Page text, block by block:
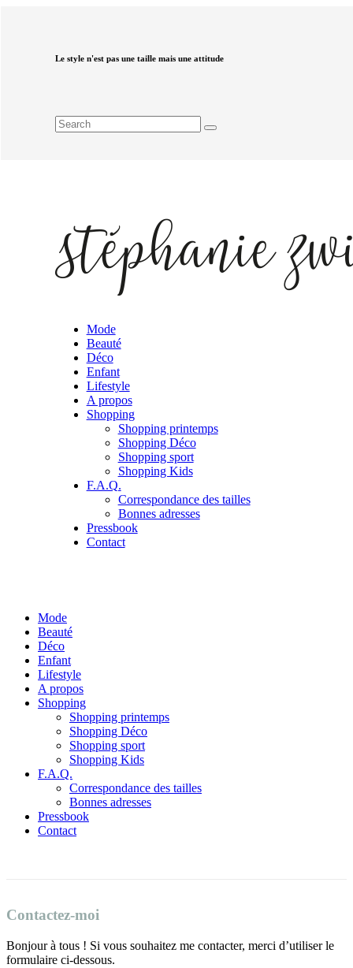
Le style n'est pas une taille mais une attitude
Mode
Beauté
Déco
Enfant
Lifestyle
A propos
Shopping
Shopping printemps
Shopping Déco
Shopping sport
Shopping Kids
F.A.Q.
Correspondance des tailles
Bonnes adresses
Pressbook
Contact
Mode
Beauté
Déco
Enfant
Lifestyle
A propos
Shopping
Shopping printemps
Shopping Déco
Shopping sport
Shopping Kids
F.A.Q.
Correspondance des tailles
Bonnes adresses
Pressbook
Contact
Contactez-moi
Bonjour à tous ! Si vous souhaitez me contacter, merci d’utiliser le
formulaire ci-dessous.